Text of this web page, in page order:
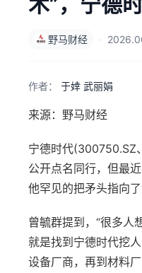
野马财经 ·
作者： 于婞 武丽娟
来源：野马财经
宁德时代(300750.SZ
公开点名同行，但最
他罕见的把矛头指向了
曾毓群提到，“很多人
就是找到宁德时代挖
设备厂商，再到材料